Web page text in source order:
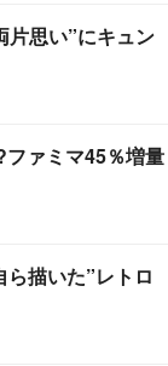
片思い”にキュン
ァミマ45％増量
描いた”レトロ